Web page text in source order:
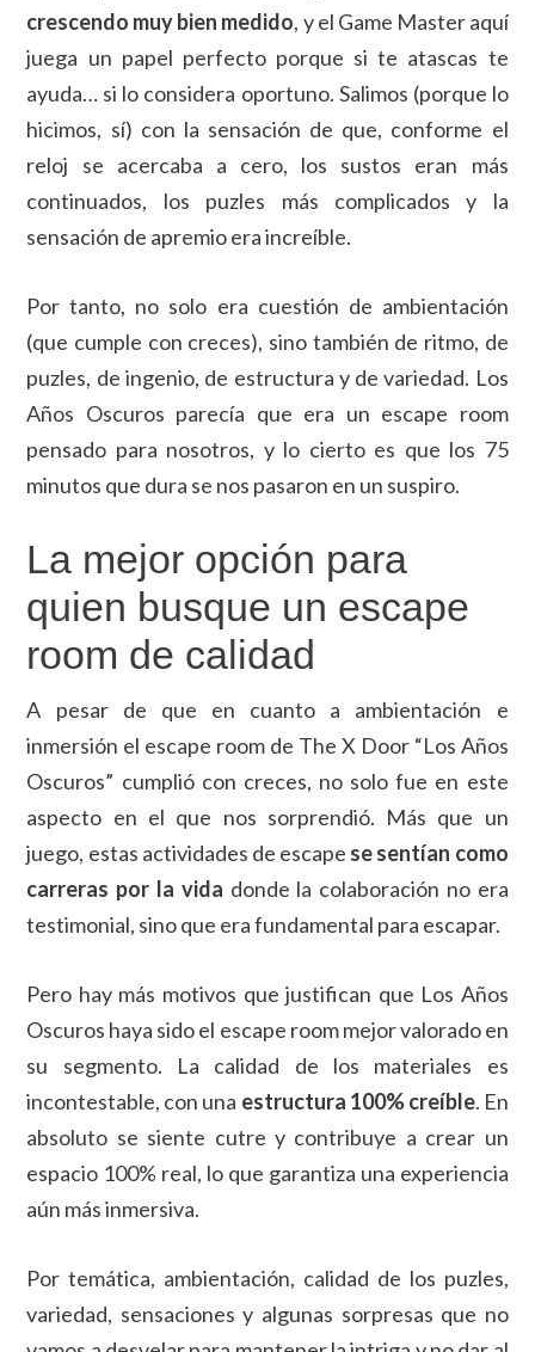
crescendo muy bien medido, y el Game Master aquí
juega un papel perfecto porque si te atascas te
ayuda… si lo considera oportuno. Salimos (porque lo
hicimos, sí) con la sensación de que, conforme el
reloj se acercaba a cero, los sustos eran más
continuados, los puzles más complicados y la
sensación de apremio era increíble.
Por tanto, no solo era cuestión de ambientación
(que cumple con creces), sino también de ritmo, de
puzles, de ingenio, de estructura y de variedad. Los
Años Oscuros parecía que era un escape room
pensado para nosotros, y lo cierto es que los 75
minutos que dura se nos pasaron en un suspiro.
La mejor opción para
quien busque un escape
room de calidad
A pesar de que en cuanto a ambientación e
inmersión el escape room de The X Door “Los Años
Oscuros” cumplió con creces, no solo fue en este
aspecto en el que nos sorprendió. Más que un
juego, estas actividades de escape se sentían como
carreras por la vida donde la colaboración no era
testimonial, sino que era fundamental para escapar.
Pero hay más motivos que justifican que Los Años
Oscuros haya sido el escape room mejor valorado en
su segmento. La calidad de los materiales es
incontestable, con una estructura 100% creíble. En
absoluto se siente cutre y contribuye a crear un
espacio 100% real, lo que garantiza una experiencia
aún más inmersiva.
Por temática, ambientación, calidad de los puzles,
variedad, sensaciones y algunas sorpresas que no